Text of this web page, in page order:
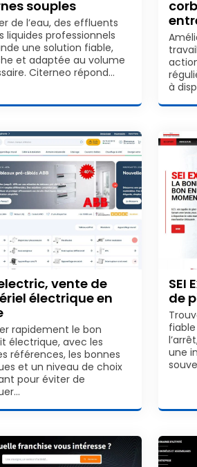
souples
de l’eau, des effluents
liquides professionnels
une solution fiable,
et adaptée au volume
Citerneo répond…
à
vente de
électrique en
rapidement le bon
électrique, avec les
références, les bonnes
et un niveau de choix
pour éviter de
SEI
de
une